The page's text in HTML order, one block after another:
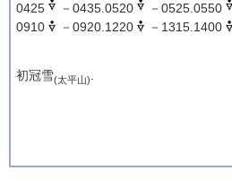
0425
－0435.0520 －0525.0550
0910
－0920.1220 －1315.1400
初冠雪(太平山)